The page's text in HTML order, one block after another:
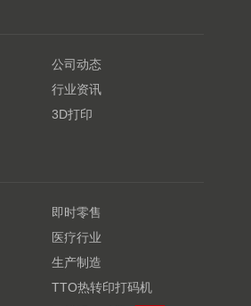
公司动态
行业资讯
3D打印
即时零售
医疗行业
生产制造
TTO热转印打码机